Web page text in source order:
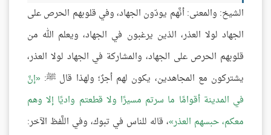
الشيخ: والمعنى: أنَّهم يودّون الجهاد، وفي قلوبهم الحرص على
الجهاد لولا العذر، الذين يرغبون في الجهاد، ويعلم الله من
قلوبهم الحرص على الجهاد، والمشاركة في الجهاد لولا العذر،
يشتركون مع المجاهدين، يكون لهم أجرٌ؛ ولهذا قال ﷺ: إنَّ
في المدينة أقوامًا ما سرتم مسيرًا ولا قطعتم واديًا إلا وهم
معكم، حبسهم العذر ، قاله للناس في تبوك، وفي اللَّفظ الآخر: